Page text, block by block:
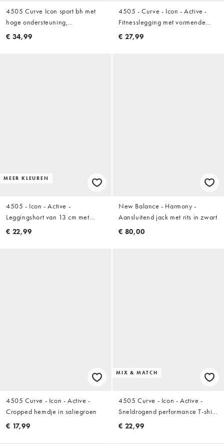
4505 Curve Icon sport bh met
hoge ondersteuning,
uitneembare padding en
€ 34,99
4505 - Curve - Icon - Active -
Fitnesslegging met vormende
naden achter, hoge taille en
€ 27,99
MEER KLEUREN
4505 - Icon - Active -
Leggingshort van 13 cm met
hoge taille en telefoonzakje in
€ 22,99
New Balance - Harmony -
Aansluitend jack met rits in zwart
€ 80,00
4505 Curve - Icon - Active -
Cropped hemdje in saliegroen
€ 17,99
MIX & MATCH
4505 Curve - Icon - Active -
Sneldrogend performance T-shirt
in saliegroen
€ 22,99